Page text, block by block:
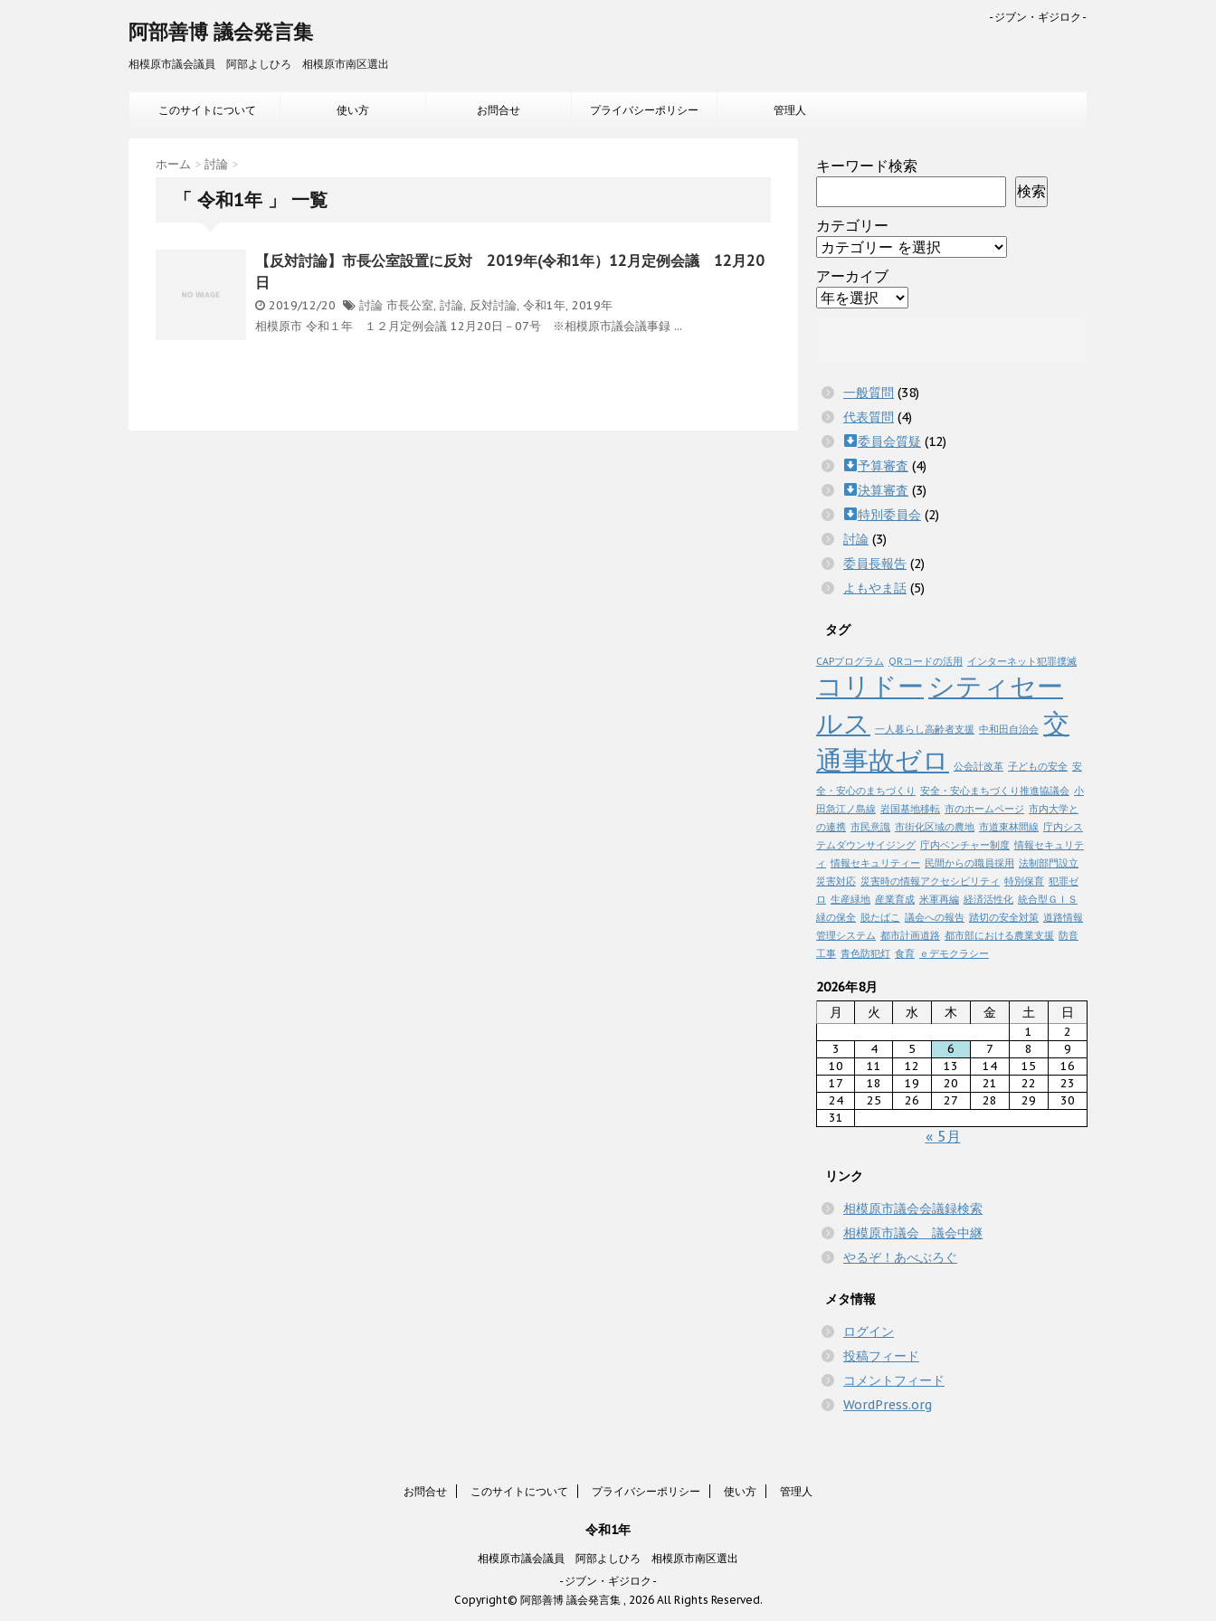
阿部善博 議会発言集
相模原市議会議員 阿部よしひろ 相模原市南区選出
-ジブン・ギジロク-
このサイトについて 使い方 お問合せ プライバシーポリシー 管理人
ホーム > 討論 >
「 令和1年 」 一覧
【反対討論】市長公室設置に反対 2019年(令和1年）12月定例会議 12月20
日
2019/12/20 討論 市長公室, 討論, 反対討論, 令和1年, 2019年
相模原市 令和１年 １２月定例会議 12月20日－07号 ※相模原市議会議事録 ...
キーワード検索
検索
カテゴリー
アーカイブ
一般質問 (38)
代表質問 (4)
委員会質疑 (12)
予算審査 (4)
決算審査 (3)
特別委員会 (2)
討論 (3)
委員長報告 (2)
よもやま話 (5)
タグ
CAPプログラム QRコードの活用 インターネット犯罪撲滅
コリドー シティセー
ルス
一人暮らし高齢者支援 中和田自治会 交
通事故ゼロ
公会計改革 子どもの安全 安
全・安心のまちづくり 安全・安心まちづくり推進協議会 小
田急江ノ島線 岩国基地移転 市のホームページ 市内大学と
の連携 市民意識 市街化区域の農地 市道東林間線 庁内シス
テムダウンサイジング 庁内ベンチャー制度 情報セキュリテ
ィ 情報セキュリティー 民間からの職員採用 法制部門設立
災害対応 災害時の情報アクセシビリティ 特別保育 犯罪ゼ
ロ 生産緑地 産業育成 米軍再編 経済活性化 統合型ＧＩＳ
緑の保全 脱たばこ 議会への報告 踏切の安全対策 道路情報
管理システム 都市計画道路 都市部における農業支援 防音
工事 青色防犯灯 食育 ｅデモクラシー
2026年8月
月
火 水 木 金 土 日
1
2
3
4 5 6 7 8
9
10
11 12 13 14 15
16
17
18 19 20 21 22
23
24
25 26 27 28 29
30
31
« 5月
リンク
相模原市議会会議録検索
相模原市議会 議会中継
やるぞ！あべぶろぐ
メタ情報
ログイン
投稿フィード
コメントフィード
WordPress.org
お問合せ このサイトについて プライバシーポリシー 使い方 管理人
令和1年
相模原市議会議員 阿部よしひろ 相模原市南区選出
-ジブン・ギジロク-
Copyright© 阿部善博 議会発言集 , 2026 All Rights Reserved.